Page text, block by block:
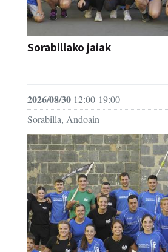
Sorabillako jaiak
2026/08/30 12:00-19:00
Sorabilla, Andoain